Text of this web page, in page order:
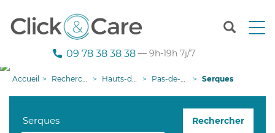
T
n
09 78 38 38 38 — 9h-19h 7j/7
Accueil Recherche aide à domicile Hauts-de-France Pas-de-Calais Serques
Rechercher